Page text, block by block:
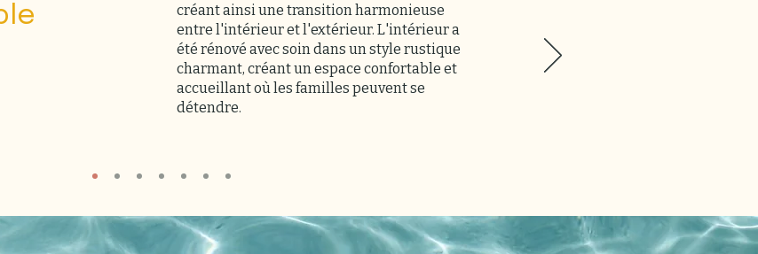
créant ainsi une transition harmonieuse
entre l'intérieur et l'extérieur. L'intérieur a
été rénové avec soin dans un style rustique
charmant, créant un espace confortable et
accueillant où les familles peuvent se
détendre.